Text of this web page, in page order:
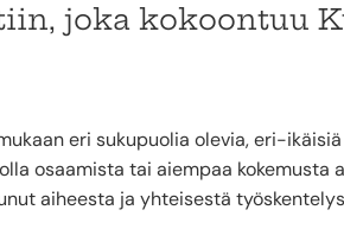
joka kokoontuu
eri sukupuolia olevia, eri-
osaamista tai aiempaa
aiheesta ja yhteisestä